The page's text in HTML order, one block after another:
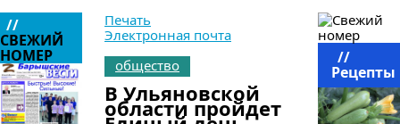
//
СВЕЖИЙ
НОМЕР
Печать
Электронная почта
общество
В Ульяновской
области пройдет
//
Рецепты